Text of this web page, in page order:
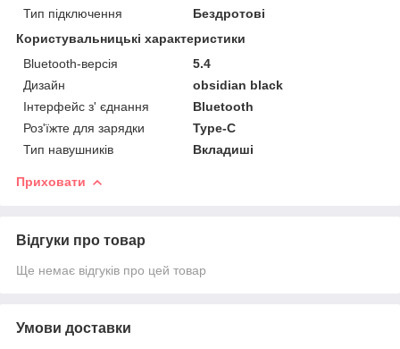
Тип підключення
Бездротові
Користувальницькі характеристики
Bluetooth-версія
5.4
Дизайн
obsidian black
Інтерфейс з' єднання
Bluetooth
Роз'їжте для зарядки
Type-C
Тип навушників
Вкладиші
Приховати
Відгуки про товар
Ще немає відгуків про цей товар
Умови доставки